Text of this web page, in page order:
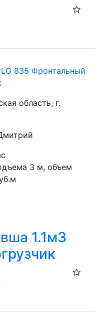
835 Фронтальный
область, г.
3 м, объем
1.1м3